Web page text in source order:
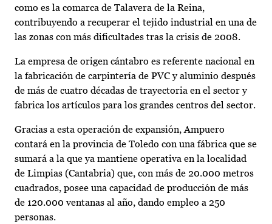
como es la comarca de Talavera de la Reina,
contribuyendo a recuperar el tejido industrial en una de
las zonas con más dificultades tras la crisis de 2008.
La empresa de origen cántabro es referente nacional en
la fabricación de carpintería de PVC y aluminio después
de más de cuatro décadas de trayectoria en el sector y
fabrica los artículos para los grandes centros del sector.
Gracias a esta operación de expansión, Ampuero
contará en la provincia de Toledo con una fábrica que se
sumará a la que ya mantiene operativa en la localidad
de Limpias (Cantabria) que, con más de 20.000 metros
cuadrados, posee una capacidad de producción de más
de 120.000 ventanas al año, dando empleo a 250
personas.